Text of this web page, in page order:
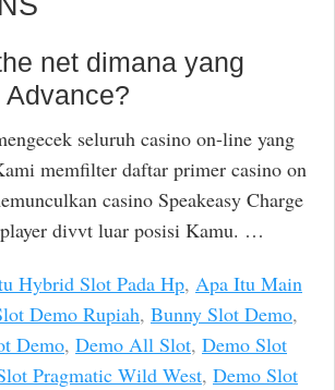
net dimana yang
seluruh casino on-line yang
memfilter daftar primer casino on
casino Speakeasy Charge
divvt luar posisi Kamu. …
Hybrid Slot Pada Hp, Apa Itu Main
Demo Rupiah, Bunny Slot Demo,
Demo, Demo All Slot, Demo Slot
Pragmatic Wild West, Demo Slot